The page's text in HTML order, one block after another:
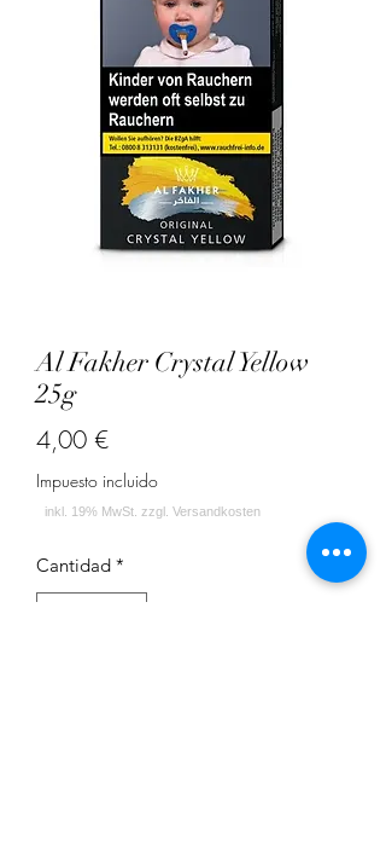
Al Fakher Crystal Yellow
25g
4,00 €Precio
Impuesto incluido
Cantidad *